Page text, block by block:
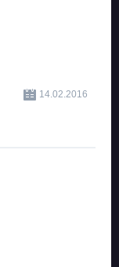
14.02.2016